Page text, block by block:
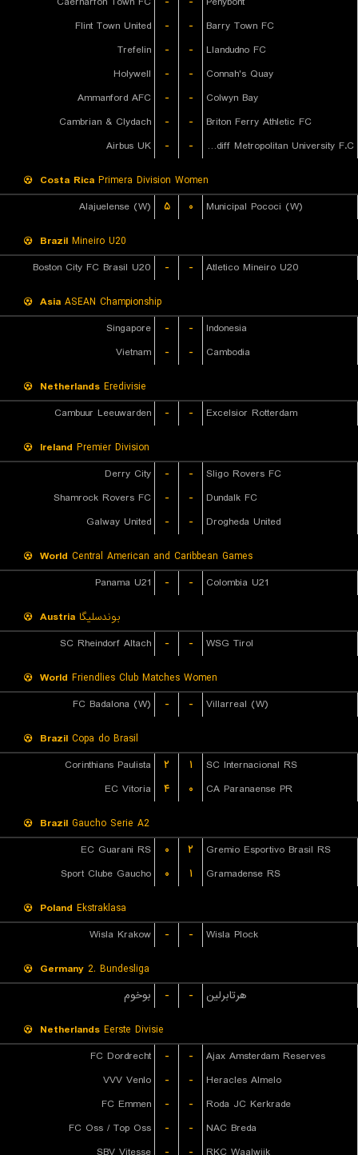
Flint Town United
- -
Barry Town FC
Trefelin
- -
Llandudno FC
Holywell
- -
Connah's Quay
Ammanford AFC
- -
Colwyn Bay
Cambrian & Clydach
- -
Briton Ferry Athletic FC
Airbus UK
- - Cardiff Metropolitan University F.C.
Costa Rica Primera Division Women
Alajuelense (W)
۵ ۰ Municipal Pococi (W)
Brazil Mineiro U20
Boston City FC Brasil U20
- - Atletico Mineiro U20
Asia ASEAN Championship
Singapore
- -
Indonesia
Vietnam
- - Cambodia
Netherlands Eredivisie
Cambuur Leeuwarden
- - Excelsior Rotterdam
Ireland Premier Division
Derry City
- -
Sligo Rovers FC
Shamrock Rovers FC
- -
Dundalk FC
Galway United
- - Drogheda United
World Central American and Caribbean Games
Panama U21
- - Colombia U21
Austria بوندسلیگا
SC Rheindorf Altach
- - WSG Tirol
World Friendlies Club Matches Women
FC Badalona (W)
- - Villarreal (W)
Brazil Copa do Brasil
Corinthians Paulista
۲ ۱
SC Internacional RS
EC Vitoria
۴ ۰ CA Paranaense PR
Brazil Gaucho Serie A2
EC Guarani RS
۰ ۲
Gremio Esportivo Brasil RS
Sport Clube Gaucho
۰ ۱ Gramadense RS
Poland Ekstraklasa
Wisla Krakow
- - Wisla Plock
Germany 2. Bundesliga
بوخوم
- - هرتابرلین
Netherlands Eerste Divisie
FC Dordrecht
- -
Ajax Amsterdam Reserves
VVV Venlo
- -
Heracles Almelo
FC Emmen
- -
Roda JC Kerkrade
FC Oss / Top Oss
- -
NAC Breda